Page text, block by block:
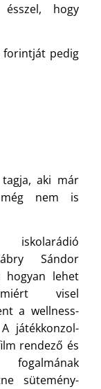
hogy
forintját pedig
aki már
még nem is
iskolarádió
Sándor
hogyan lehet
visel
a wellness-
játékkonzol-
rendező és
sütemény-